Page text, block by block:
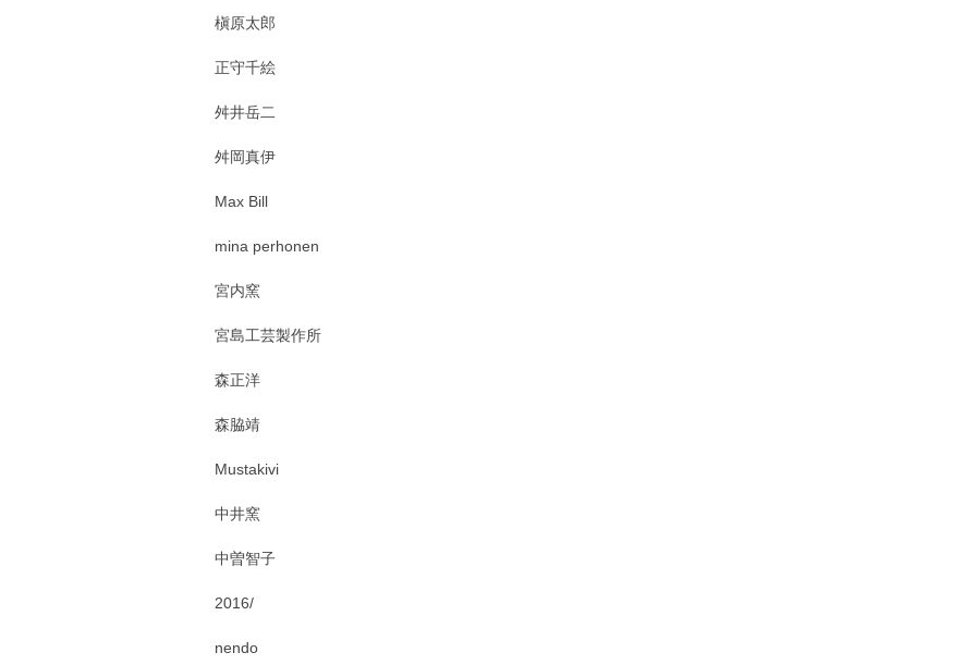
槇原太郎
正守千絵
舛井岳二
舛岡真伊
Max Bill
mina perhonen
宮内窯
宮島工芸製作所
森正洋
森脇靖
Mustakivi
中井窯
中曽智子
2016/
nendo